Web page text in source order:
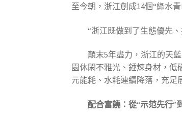
至今朝，浙江創成14個“綠水
“浙江既做到了生態優先
顛末5年盡力，浙江的天
園休閑不雅光、錘煉身材，
元能耗、水耗連續降落，充足
配合富饒：從“示范先行”